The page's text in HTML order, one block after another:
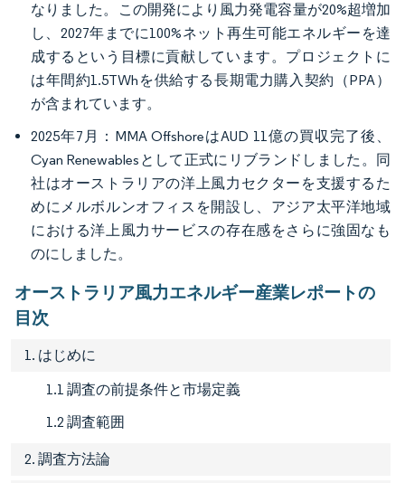
なりました。この開発により風力発電容量が20%超増加
し、2027年までに100%ネット再生可能エネルギーを達
成するという目標に貢献しています。プロジェクトに
は年間約1.5TWhを供給する長期電力購入契約（PPA）
が含まれています。
2025年7月：MMA OffshoreはAUD 11億の買収完了後、
Cyan Renewablesとして正式にリブランドしました。同
社はオーストラリアの洋上風力セクターを支援するた
めにメルボルンオフィスを開設し、アジア太平洋地域
における洋上風力サービスの存在感をさらに強固なも
のにしました。
オーストラリア風力エネルギー産業レポートの
目次
1. はじめに
1.1 調査の前提条件と市場定義
1.2 調査範囲
2. 調査方法論